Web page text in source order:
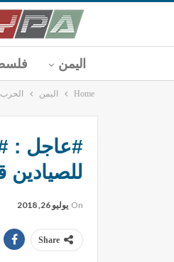
اليمن
Home اليمن
للصيادين
On يوليو 26, 2018
Share